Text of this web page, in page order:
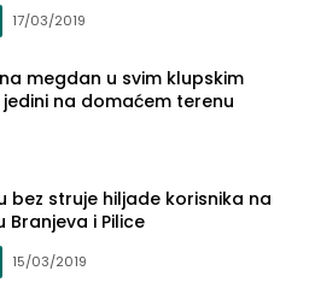
17/03/2019
megdan u svim klupskim
na domaćem terenu
bez struje hiljade korisnika na
Branjeva i Pilice
15/03/2019